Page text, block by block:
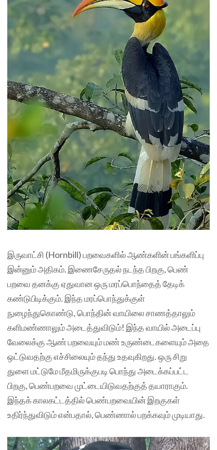
இருவாட்சி (Hornbill) பறவைகளில் ஆண்களின் பங்களிப்பு
இன்னும் அதிகம். இணைசேருதல் நடந்த பிறகு, பெண்
பறவை தனக்கு ஏதுவான ஒரு மரப்பொந்தைத் தேடிக்
கண்டுபிடிக்கும். இந்த மரப்பொந்துக்குள்
நுழைந்துகொண்டு, பொந்தின் வாயிலை சாணத்தாலும்
களிமண்ணாலும் அடைத்துவிடும்! இந்த வாயில் அடைப்பு
வேலைக்கு ஆண் பறவையும் மண் உருண்டைகளையும் அதை
ஒட்டுவதற்கு எச்சிலையும் தந்து உதவுகிறது. ஒரு சிறு
துளை மட்டுமே மீதமிருக்குபடி பொந்து அடைக்கப்பட்ட
பிறகு, பெண்பறவை முட்டையிடுவதற்குத் தயாராகும்.
இந்தக் காலகட்டத்தில் பெண்பறவையின் இறகுகள்
உதிர்ந்துவிடும் என்பதால், பெண்ணால் பறக்கவும் முடியாது.